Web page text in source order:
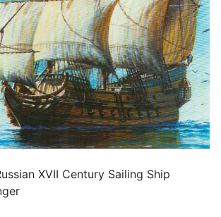
XVII Century Sailing Ship